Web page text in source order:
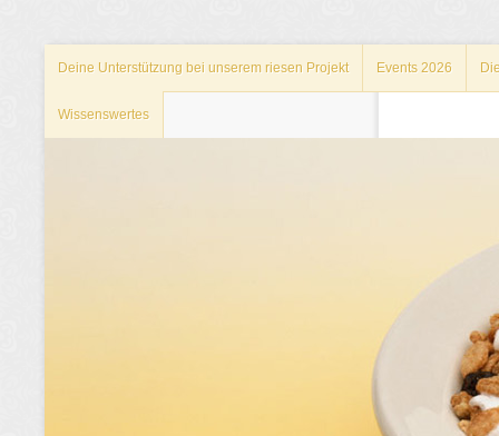
Deine Unterstützung bei unserem riesen Projekt Events 2026
Wissenswertes